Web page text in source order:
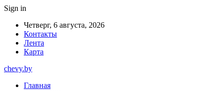
Sign in
Четверг, 6 августа, 2026
Контакты
Лента
Карта
chevy.by
Главная